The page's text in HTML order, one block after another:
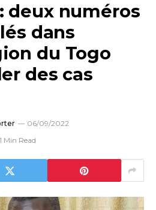
deux numéros
dans
du Togo
des cas
06/09/2022
1 Min Read